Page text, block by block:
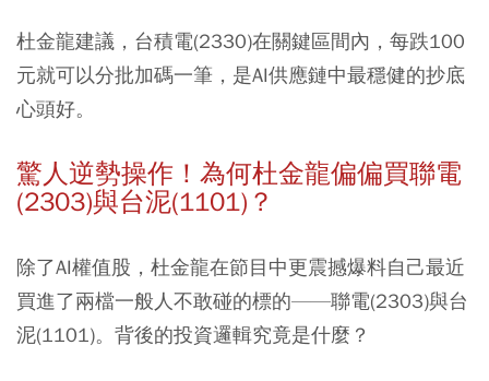
杜金龍建議，台積電(2330)在關鍵區間內，每跌100
元就可以分批加碼一筆，是AI供應鏈中最穩健的抄底
心頭好。
驚人逆勢操作！為何杜金龍偏偏買聯電
(2303)與台泥(1101)？
除了AI權值股，杜金龍在節目中更震撼爆料自己最近
買進了兩檔一般人不敢碰的標的——聯電(2303)與台
泥(1101)。背後的投資邏輯究竟是什麼？